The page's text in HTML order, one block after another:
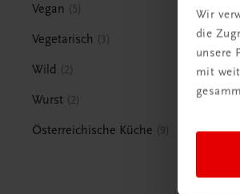
Wir
die
unsere
mit
Vegan 5
Vegetarisch 3
Wild 2
Wurst 2
Österreichische Küche 9